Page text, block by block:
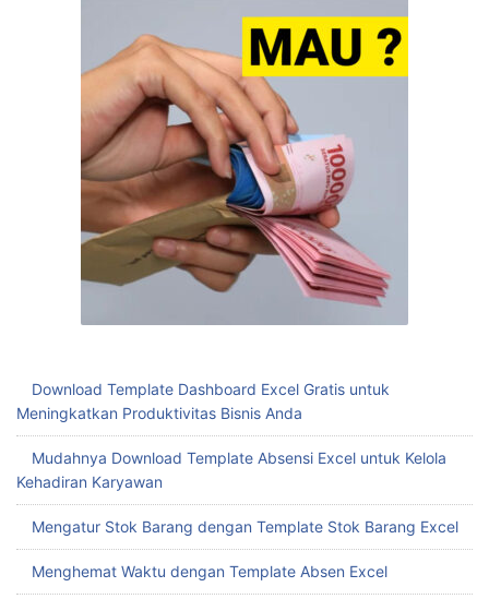
Download Template Dashboard Excel Gratis untuk
Meningkatkan Produktivitas Bisnis Anda
Mudahnya Download Template Absensi Excel untuk Kelola
Kehadiran Karyawan
Mengatur Stok Barang dengan Template Stok Barang Excel
Menghemat Waktu dengan Template Absen Excel